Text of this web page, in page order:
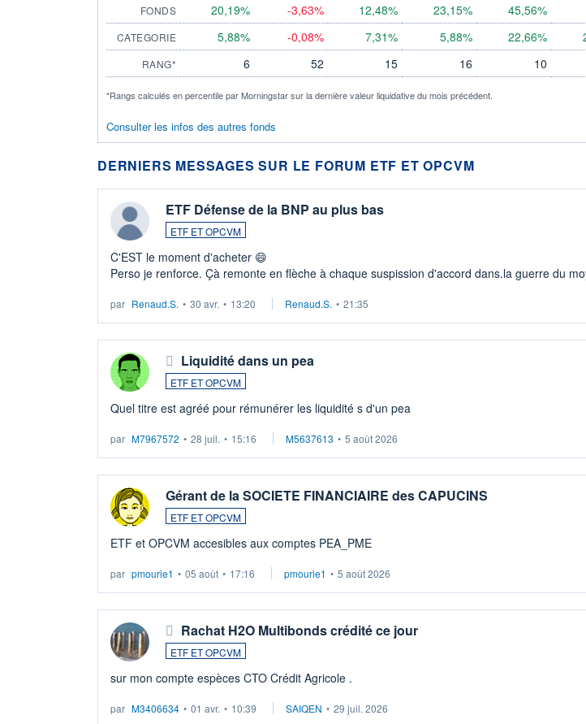
FONDS
20,19% -3,63% 12,48% 23,15% 45,56%
CATEGORIE 5,88% -0,08% 7,31% 5,88% 22,66%
RANG* 6 52 15 16 10
*Rangs calculés en percentile par Morningstar sur la dernière valeur liquidative du mois précédent.
Consulter les infos des autres fonds
DERNIERS MESSAGES SUR LE FORUM ETF ET OPCVM
ETF Défense de la BNP au plus bas
ETF ET OPCVM
C'EST le moment d'acheter 😄​
Perso je renforce. Çà remonte en flèche à chaque suspission d'accord dans.la guerre du
par Renaud.S. • 30 avr. • 13:20 Renaud.S. • 21:35
Liquidité dans un pea
ETF ET OPCVM
Quel titre est agréé pour rémunérer les liquidité s d'un pea
par M7967572 • 28 juil. • 15:16 M5637613 • 5 août 2026
Gérant de la SOCIETE FINANCIAIRE des CAPUCINS
ETF ET OPCVM
ETF et OPCVM accesibles aux comptes PEA_PME
par pmourie1 • 05 août • 17:16 pmourie1 • 5 août 2026
Rachat H2O Multibonds crédité ce jour
ETF ET OPCVM
sur mon compte espèces CTO Crédit Agricole .
par M3406634 • 01 avr. • 10:39 SAIQEN • 29 juil. 2026